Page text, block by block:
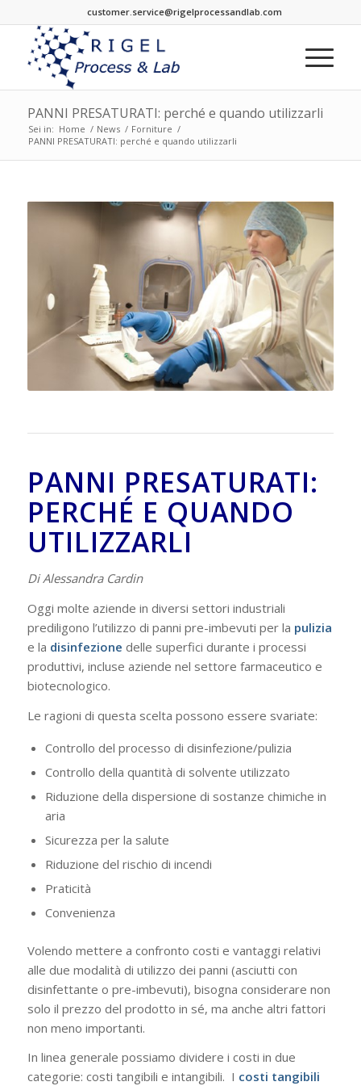
customer.service@rigelprocessandlab.com
PANNI PRESATURATI: perché e quando utilizzarli
Sei in: Home / News / Forniture /
PANNI PRESATURATI: perché e quando utilizzarli
PANNI PRESATURATI:
PERCHÉ E QUANDO
UTILIZZARLI
Di Alessandra Cardin
Oggi molte aziende in diversi settori industriali
prediligono l’utilizzo di panni pre-imbevuti per la pulizia
e la disinfezione delle superfici durante i processi
produttivi, incluse aziende nel settore farmaceutico e
biotecnologico.
Le ragioni di questa scelta possono essere svariate:
Controllo del processo di disinfezione/pulizia
Controllo della quantità di solvente utilizzato
Riduzione della dispersione di sostanze chimiche in
aria
Sicurezza per la salute
Riduzione del rischio di incendi
Praticità
Convenienza
Volendo mettere a confronto costi e vantaggi relativi
alle due modalità di utilizzo dei panni (asciutti con
disinfettante o pre-imbevuti), bisogna considerare non
solo il prezzo del prodotto in sé, ma anche altri fattori
non meno importanti.
In linea generale possiamo dividere i costi in due
categorie: costi tangibili e intangibili. I costi tangibili